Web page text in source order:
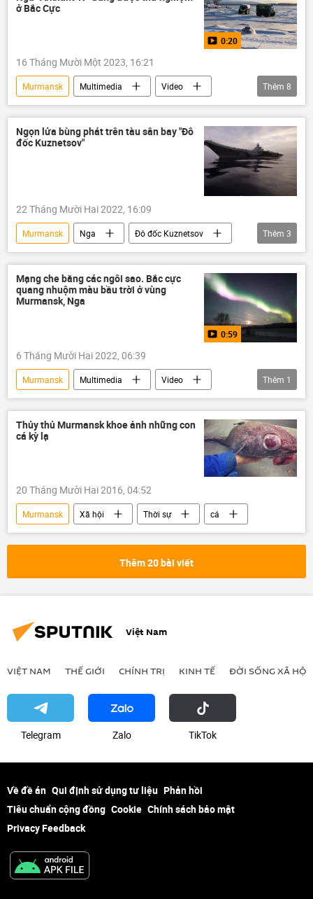
ở Bắc Cực
0:20
16 Tháng Mười Một 2023, 16:21
Murmansk Multimedia
Video
Bắc Cực
Nga
xe tải
xe hơi
thiết bị
thiết bị đặc biệt
trượt tuyết
Thêm 8
Ngọn lửa bùng phát trên tàu sân bay "Đô
đốc Kuznetsov"
22 Tháng Mười Hai 2022, 16:09
Murmansk Nga
Đô đốc Kuznetsov
cháy
đám cháy Thời sự
Thêm 3
Mạng che bằng các ngôi sao. Bắc cực
quang nhuộm màu bầu trời ở vùng
Murmansk, Nga
0:59
6 Tháng Mười Hai 2022, 06:39
Murmansk Multimedia
Video
Nga
Thêm 1
Thủy thủ Murmansk khoe ảnh những con
cá kỳ lạ
20 Tháng Mười Hai 2016, 04:52
Murmansk Xã hội Thời sự cá
Thêm 20 bài viết
Việt Nam
VIỆT NAM THẾ GIỚI CHÍNH TRỊ KINH TẾ ĐỜI SỐNG XÃ HỘI
Telegram Zalo ТikТоk
Về đề án Qui định sử dụng tư liệu Phản hồi
Tiêu chuẩn cộng đồng Cookie Chính sách bảo mật
Privacy Feedback